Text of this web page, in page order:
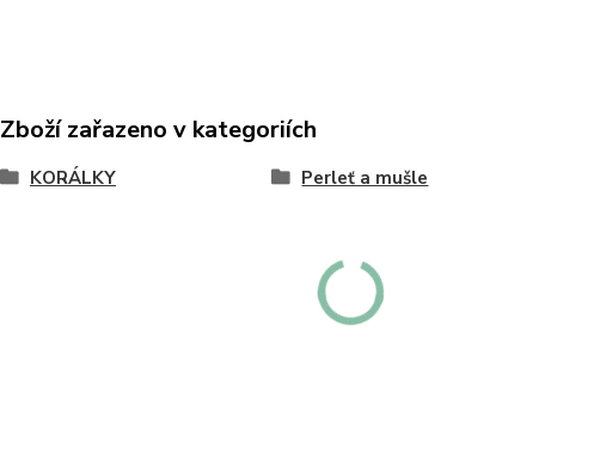
Zboží zařazeno v kategoriích
KORÁLKY Perleť a mušle